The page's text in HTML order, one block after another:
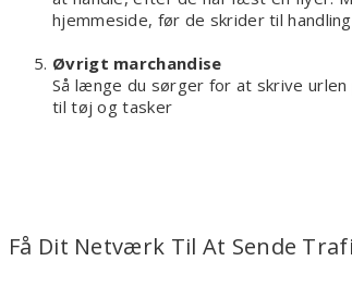
hjemmeside, før de skrider til handling
Øvrigt marchandise
Så længe du sørger for at skrive urlen
til tøj og tasker
Få Dit Netværk Til At Sende